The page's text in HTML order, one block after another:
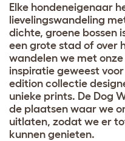
Elke hondeneigenaar
lievelingswandeling
dichte, groene bossen
een grote stad of over
wandelen we met
inspiratie geweest
edition collectie
unieke prints. De Dog
de plaatsen waar we
uitlaten, zodat we er
kunnen genieten.